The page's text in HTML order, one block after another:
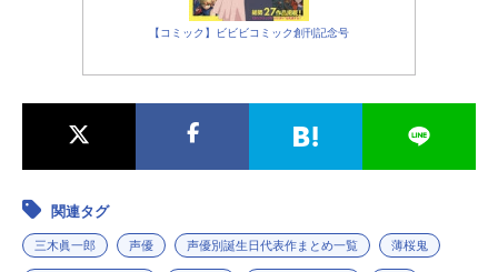
【コミック】ビビビコミック創刊記念号
関連タグ
三木眞一郎 声優 声優別誕生日代表作まとめ一覧 薄桜鬼